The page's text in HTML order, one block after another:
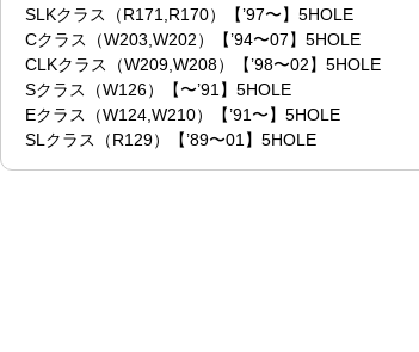
SLKクラス（R171,R170）【’97〜】5HOLE
Cクラス（W203,W202）【’94〜07】5HOLE
CLKクラス（W209,W208）【’98〜02】5HOLE
Sクラス（W126）【〜’91】5HOLE
Eクラス（W124,W210）【’91〜】5HOLE
SLクラス（R129）【’89〜01】5HOLE